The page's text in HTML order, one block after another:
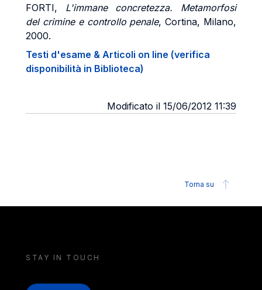
FORTI, L'immane concretezza. Metamorfosi
del crimine e controllo penale, Cortina, Milano,
2000.
Testi d'esame & Articoli on line (verifica
disponibilità in Biblioteca)
Modificato il 15/06/2012 11:39
Torna su
STAY IN TOUCH